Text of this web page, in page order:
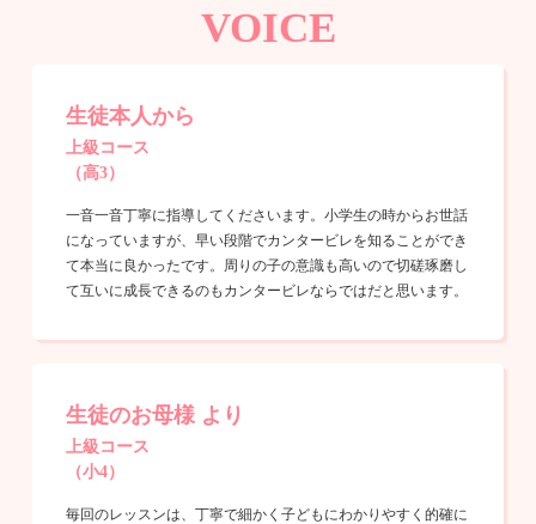
VOICE
生徒本人から
上級コース
（高3）
一音一音丁寧に指導してくださいます。小学生の時からお世話
になっていますが、早い段階でカンタービレを知ることができ
て本当に良かったです。周りの子の意識も高いので切磋琢磨し
て互いに成長できるのもカンタービレならではだと思います。
生徒のお母様 より
上級コース
（小4）
毎回のレッスンは、丁寧で細かく子どもにわかりやすく的確に